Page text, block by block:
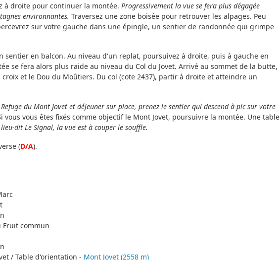
à droite pour continuer la montée. Progressivement la vue se fera plus dégagée
environnantes. Traversez une zone boisée pour retrouver les alpages. Peu
sur votre gauche dans une épingle, un sentier de randonnée qui grimpe
sentier en balcon. Au niveau d'un replat, poursuivez à droite, puis à gauche en
se fera alors plus raide au niveau du Col du Jovet. Arrivé au sommet de la butte,
et le Dou du Moûtiers. Du col (cote 2437), partir à droite et atteindre un
du Mont Jovet et déjeuner sur place, prenez le sentier qui descend à-pic sur votre
i vous vous êtes fixés comme objectif le Mont Jovet, poursuivre la montée. Une table
dit Le Signal, la vue est à couper le souffle.
(D/A).
Fruit commun
/ Table d'orientation - Mont Jovet (2558 m)